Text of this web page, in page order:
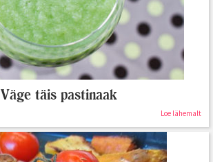
Väge täis pastinaak
Loe lähemalt